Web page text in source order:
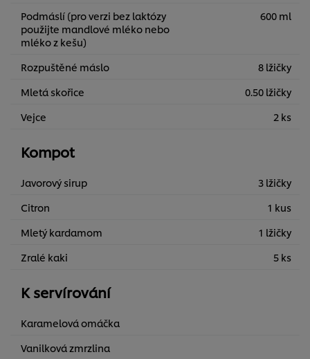
Podmáslí (pro verzi bez laktózy
použijte mandlové mléko nebo
mléko z kešu)
600 ml
Rozpuštěné máslo
8 lžičky
Mletá skořice
0.50 lžičky
Vejce
2 ks
Kompot
Javorový sirup
3 lžičky
Citron
1 kus
Mletý kardamom
1 lžičky
Zralé kaki
5 ks
K servírování
Karamelová omáčka
Vanilková zmrzlina